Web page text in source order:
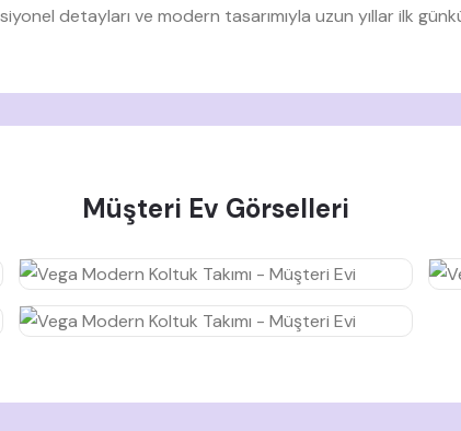
detayları ve modern tasarımıyla uzun yıllar ilk
Müşteri Ev Görselleri